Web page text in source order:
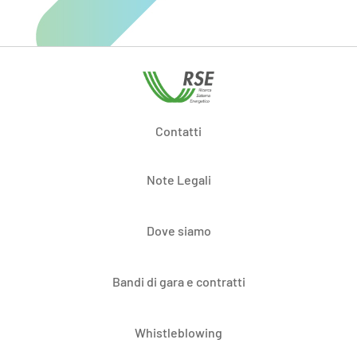
Contatti
Note Legali
Dove siamo
Bandi di gara e contratti
Whistleblowing